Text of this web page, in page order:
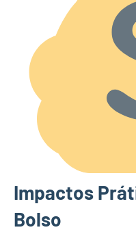
Impactos
Bolso